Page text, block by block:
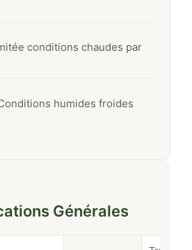
conditions chaudes par
humides froides
Générales